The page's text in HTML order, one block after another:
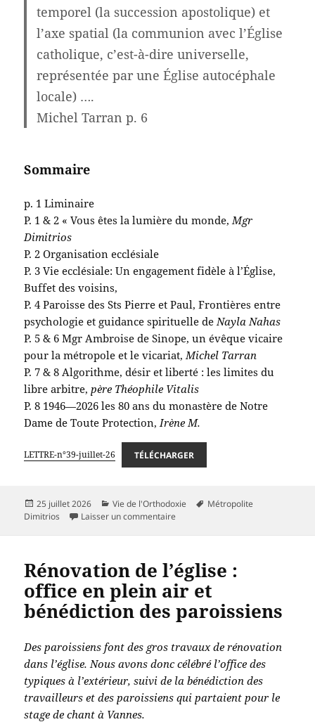
temporel (la succession apostolique) et
l’axe spatial (la communion avec l’Église
catholique, c’est-à-dire universelle,
représentée par une Église autocéphale
locale) ….
Michel Tarran p. 6
Sommaire
p. 1 Liminaire
P. 1 & 2 « Vous êtes la lumière du monde,Mgr
Dimitrios
P. 2 Organisation ecclésiale
P. 3 Vie ecclésiale: Un engagement fidèle à l’Église,
Buffet des voisins,
P. 4 Paroisse des Sts Pierre et Paul, Frontières entre
psychologie et guidance spirituelle deNayla Nahas
P. 5 & 6 Mgr Ambroise de Sinope, un évêque vicaire
pour la métropole et le vicariat,Michel Tarran
P. 7 & 8 Algorithme, désir et liberté : les limites du
libre arbitre,père Théophile Vitalis
P. 8 1946—2026 les 80 ans du monastère de Notre
Dame de Toute Protection,Irène M.
LETTRE-n°39-juillet-26 TÉLÉCHARGER
Publié
le
25 juillet 2026 Catégories
Vie de l'Orthodoxie
Mots-
Métropolite
Dimitrios
Laisser un commentairesur Lettre du Vicariat n°39 – juillet
Rénovation de l’église :
office en plein air et
bénédiction des paroissiens
Des paroissiens font des gros travaux de rénovation
dans l’église. Nous avons donc célébré l’office des
typiques à l’extérieur, suivi de la bénédiction des
travailleurs et des paroissiens qui partaient pour le
stage de chant à Vannes.